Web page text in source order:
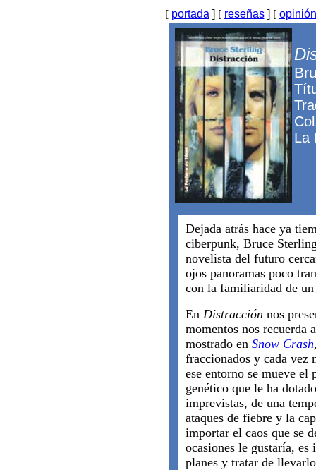
[ portada ] [ reseñas] [ opinión
La
Dejada atrás hace ya
ciberpunk, Bruce
novelista del futuro
ojos panoramas poco
con la familiaridad de
En Distracción nos
momentos nos recuerda
mostrado en Snow Crash
fraccionados y cada vez
ese entorno se mueve
genético que le ha
imprevistas, de una
ataques de fiebre y la
importar el caos que se
ocasiones le gustaría, es
planes y tratar de